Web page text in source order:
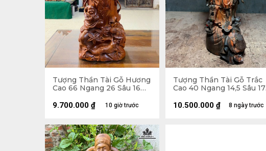
Tượng Thần Tài Gỗ Hương
Cao 66 Ngang 26 Sâu 16
10 giờ trước
9.700.000 ₫
Tượng Thần Tài Gỗ Trắc
Cao 40 Ngang 14,5 Sâu 17
8 ngày trước
10.500.000 ₫